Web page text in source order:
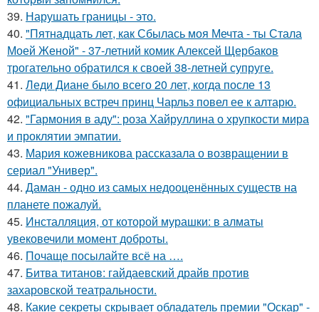
39. Нарушать границы - это.
40. "Пятнадцать лет, как Сбылась моя Мечта - ты Стала
Моей Женой" - 37-летний комик Алексей Щербаков
трогательно обратился к своей 38-летней супруге.
41. Леди Диане было всего 20 лет, когда после 13
официальных встреч принц Чарльз повел ее к алтарю.
42. "Гармония в аду": роза Хайруллина о хрупкости мира
и проклятии эмпатии.
43. Мария кожевникова рассказала о возвращении в
сериал "Универ".
44. Даман - одно из самых недооценённых существ на
планете пожалуй.
45. Инсталляция, от которой мурашки: в алматы
увековечили момент доброты.
46. Почаще посылайте всё на ….
47. Битва титанов: гайдаевский драйв против
захаровской театральности.
48. Какие секреты скрывает обладатель премии "Оскар" -